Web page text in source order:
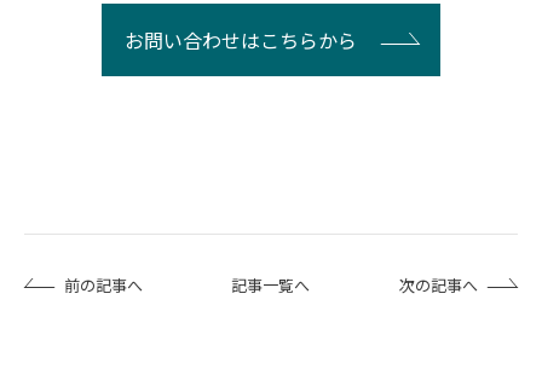
お問い合わせはこちらから
前の記事へ 記事一覧へ 次の記事へ